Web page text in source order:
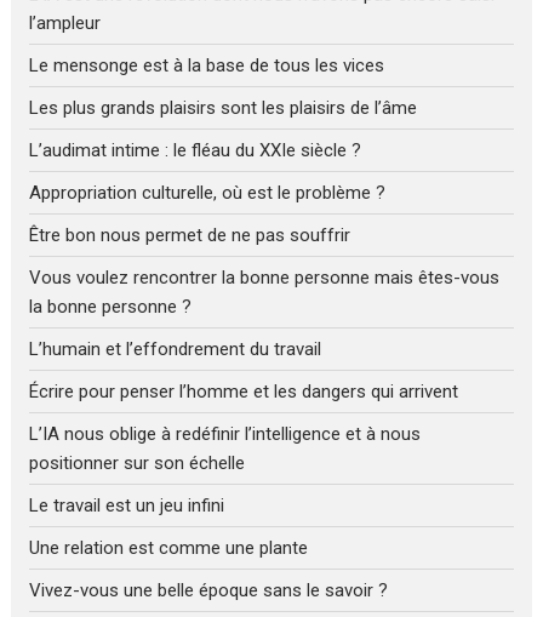
l’ampleur
Le mensonge est à la base de tous les vices
Les plus grands plaisirs sont les plaisirs de l’âme
L’audimat intime : le fléau du XXIe siècle ?
Appropriation culturelle, où est le problème ?
Être bon nous permet de ne pas souffrir
Vous voulez rencontrer la bonne personne mais êtes-vous
la bonne personne ?
L’humain et l’effondrement du travail
Écrire pour penser l’homme et les dangers qui arrivent
L’IA nous oblige à redéfinir l’intelligence et à nous
positionner sur son échelle
Le travail est un jeu infini
Une relation est comme une plante
Vivez-vous une belle époque sans le savoir ?